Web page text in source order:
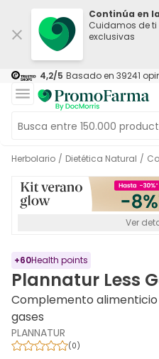
Continúa en
Cuidamos de
exclusivas
4,2/5 Basado en 39241
Herbolario / Dietética Natural /
Ver
+60Health points
Plannatur Less
Complemento
gases
PLANNATUR
(0)